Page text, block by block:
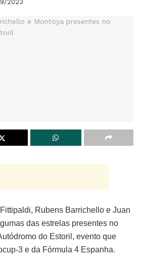
2023
Rubens Barrichello e Juan
das estrelas presentes no
do Estoril, evento que
3 e da Fórmula 4 Espanha.